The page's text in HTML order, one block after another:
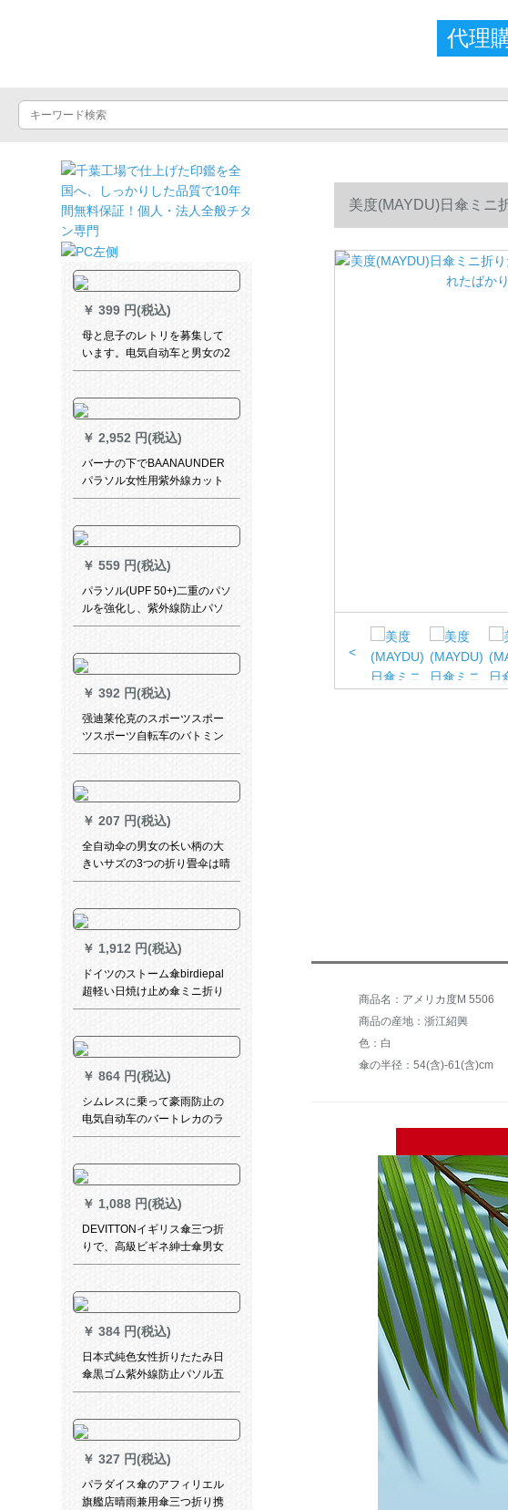
代理
￥ 399 円(税込)
母と息子のレトリを募集して
います。电気自动车と男女の2
人乗りのオーストリアは、厚
しました。
￥ 2,952 円(税込)
バーナの下でBAANAUNDER
パラソル女性用紫外線カット
ソール晴雨兼用ミニベロシリ
￥ 559 円(税込)
パラソル(UPF 50+)二重のパソ
ルを強化し、紫外線防止パソ
ルの女神の全遮光パソルと黒
りの晴雨兼用傘の浅紫
￥ 392 円(税込)
强迪莱伦克のスポーツスポー
ツスポーツ自転车のバトミン
トン自転车の男女屋外大人の
行大帽子のひさちゃんレーン
コトレー児童学生ファンシー
骑行ポン白XL
￥ 207 円(税込)
全自动伞の男女の长い柄の大
きいサズの3つの折り畳伞は晴
雨の両用伞のままにします。
ます。
￥ 1,912 円(税込)
ドイツのストーム傘birdiepal
超軽い日焼け止め傘ミニ折り
たみ畳傘男性女性用ポケト傘
1032バール
￥ 864 円(税込)
シムレスに乗って豪雨防止の
电気自动车のバートレカのラ
インコー钓り登山旅行レイン
インラインラインラインライ
ンラインラインラインライン
ラインのセパレート。レーン
コトーストの军绿2 XL
￥ 1,088 円(税込)
DEVITTONイギリス傘三つ折
りで、高級ビギネ紳士傘男女
兼用の大型傘が自動的に開
￥ 384 円(税込)
日本式純色女性折りたたみ日
傘黒ゴム紫外線防止パソル五
つ折りポケト傘晴雨兼用傘折
ト傘
￥ 327 円(税込)
パラダイス傘のアフィリエル
旗艦店晴雨兼用傘三つ折り携
美度(MAYDU)日傘ミニ
<
商品名：アメリカ度M 5506
商品の産地：浙江紹興
色：白
傘の半径：54(含)-61(含)cm